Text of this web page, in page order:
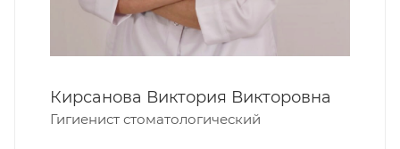
Кирсанова Виктория Викторовна
Гигиенист стоматологический